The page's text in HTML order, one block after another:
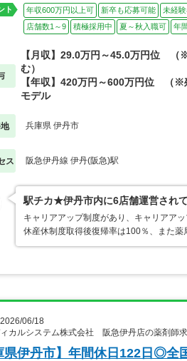
ト 年収600万円以上可 新卒も応募可能 未経
店舗数1～9
積極採用中 夏～秋入職可 年
【月収】29.0万円～45.0万円位 （
む）
【年収】420万円～600万円位 （※
モデル
兵庫県 伊丹市
ス 阪急伊丹線 伊丹(阪急)駅
駅チカ★伊丹市内に6店舗運営され
キャリアアップ制度があり、キャリアア
休産休制度取得後復帰率は100％、また
06/18
カルシステム株式会社 阪急伊丹店の薬剤師
県伊丹市】年間休日122日◎全